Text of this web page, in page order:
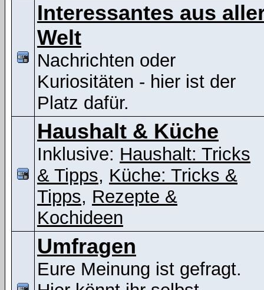
Interessantes aus
Welt
Nachrichten oder
Kuriositäten - hier ist der
Platz dafür.
Haushalt & Küche
Inklusive: Haushalt: Tricks
& Tipps, Küche: Tricks &
Tipps, Rezepte &
Kochideen
Umfragen
Eure Meinung ist gefragt.